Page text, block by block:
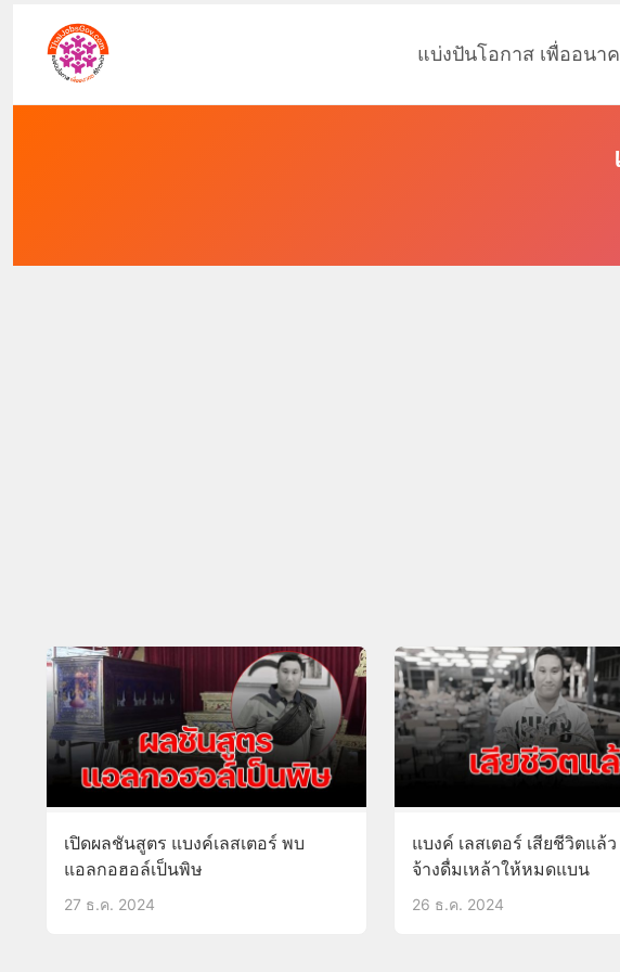
แบ่งปันโอกาส เพื่ออนา
เปิดผลชันสูตร แบงค์เลสเตอร์ พบ
แอลกอฮอล์เป็นพิษ
27 ธ.ค. 2024
แบงค์ เลสเตอร์ เสียชีวิตแล้
จ้างดื่มเหล้าให้หมดแบน
26 ธ.ค. 2024